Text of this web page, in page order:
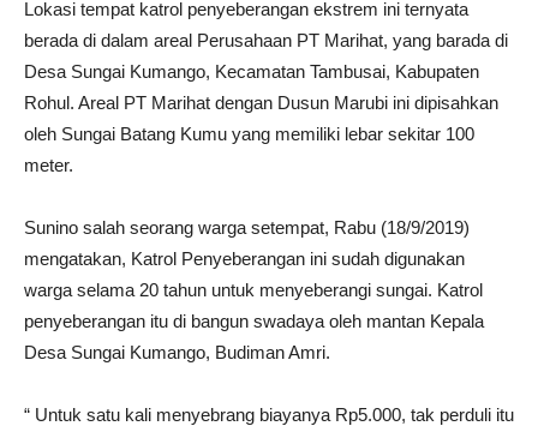
Lokasi tempat katrol penyeberangan ekstrem ini ternyata
berada di dalam areal Perusahaan PT Marihat, yang barada di
Desa Sungai Kumango, Kecamatan Tambusai, Kabupaten
Rohul. Areal PT Marihat dengan Dusun Marubi ini dipisahkan
oleh Sungai Batang Kumu yang memiliki lebar sekitar 100
meter.
Sunino salah seorang warga setempat, Rabu (18/9/2019)
mengatakan, Katrol Penyeberangan ini sudah digunakan
warga selama 20 tahun untuk menyeberangi sungai. Katrol
penyeberangan itu di bangun swadaya oleh mantan Kepala
Desa Sungai Kumango, Budiman Amri.
“ Untuk satu kali menyebrang biayanya Rp5.000, tak perduli itu